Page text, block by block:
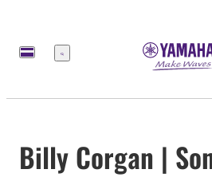
Menu
Billy Corgan |